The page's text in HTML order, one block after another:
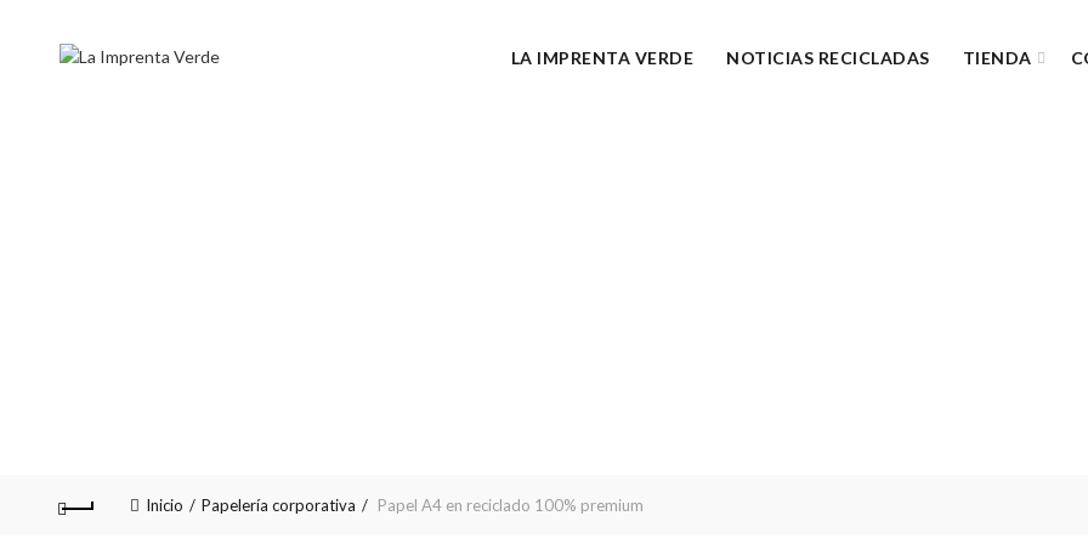
LA IMPRENTA VERDE NOTICIAS RECICLADAS TIENDA
Inicio Papelería corporativa Papel A4 en reciclado 100% premium